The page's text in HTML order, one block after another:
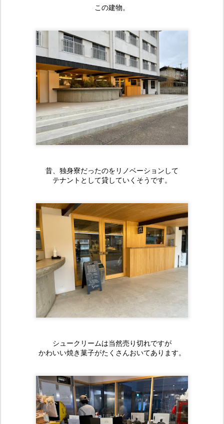
この建物。
昔、独身寮だったのをリノベーションして
テナントとして貸していくそうです。
シュークリームは当然売り切れですが
かわいい焼き菓子がたくさんおいてあります。